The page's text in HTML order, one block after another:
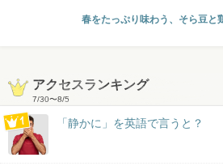
春をたっぷり味わう、そら豆と
アクセスランキング
7/30〜8/5
「静かに」を英語で言うと？